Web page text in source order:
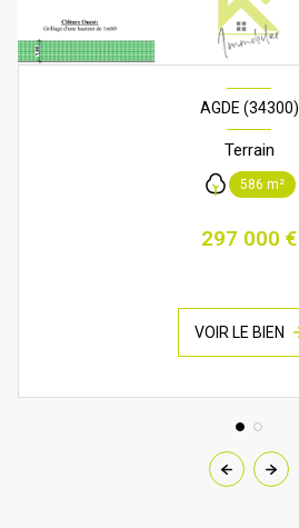
AGDE (34300)
Terrain
586 m²
297 000 €
VOIR LE BIEN